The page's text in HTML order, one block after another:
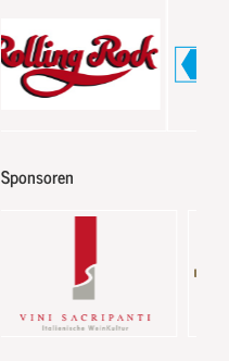
Sponsoren